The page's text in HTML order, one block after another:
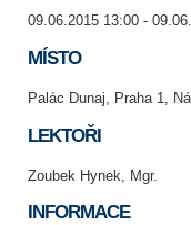
09.06.2015 13:00 -
MÍSTO
Palác Dunaj, Praha 1,
LEKTOŘI
Zoubek Hynek, Mgr.
INFORMACE